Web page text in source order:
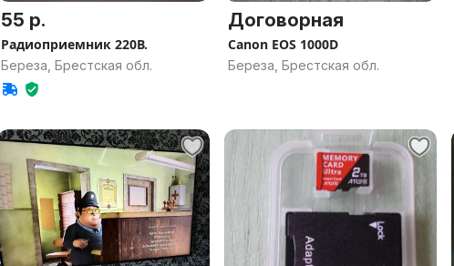
55 р.
Радиоприемник 220В.
Береза, Брестская обл.
Договорная
Canon EOS 1000D
Береза, Брестская обл.